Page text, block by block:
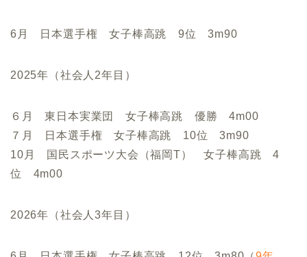
6月 日本選手権 女子棒高跳 9位 3m90
2025年（社会人2年目）
６月 東日本実業団 女子棒高跳 優勝 4m00
７月 日本選手権 女子棒高跳 10位 3m90
10月 国民スポーツ大会（福岡T） 女子棒高跳 4
位 4m00
2026年（社会人3年目）